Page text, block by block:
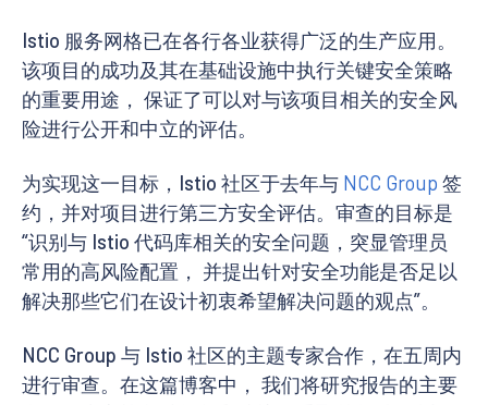
Istio 服务网格已在各行各业获得广泛的生产应用。
该项目的成功及其在基础设施中执行关键安全策略
的重要用途， 保证了可以对与该项目相关的安全风
险进行公开和中立的评估。
为实现这一目标，Istio 社区于去年与 NCC Group 签
约，并对项目进行第三方安全评估。审查的目标是
“识别与 Istio 代码库相关的安全问题，突显管理员
常用的高风险配置， 并提出针对安全功能是否足以
解决那些它们在设计初衷希望解决问题的观点”。
NCC Group 与 Istio 社区的主题专家合作，在五周内
进行审查。在这篇博客中， 我们将研究报告的主要